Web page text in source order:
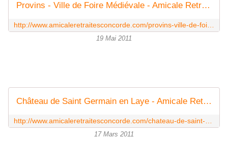
Provins - Ville de Foire Médiévale - Amicale Retraités Concorde
19 Mai 2011
Château de Saint Germain en Laye - Amicale Retraités Concorde
17 Mars 2011